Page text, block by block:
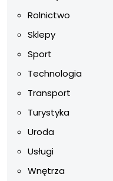
Rolnictwo
Sklepy
Sport
Technologia
Transport
Turystyka
Uroda
Usługi
Wnętrza